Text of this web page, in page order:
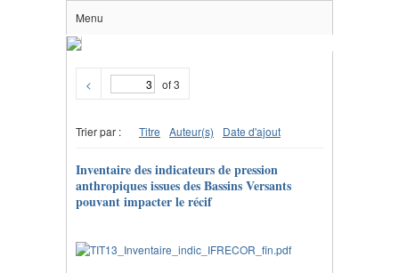
Menu
< of 3
Trier par : Titre Auteur(s) Date d'ajout
Inventaire des indicateurs de pression
anthropiques issues des Bassins Versants
pouvant impacter le récif